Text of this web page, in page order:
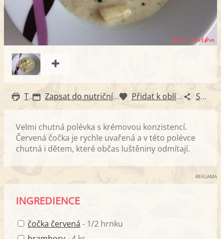
Tisk Zapsat do nutričního diáře Přidat k oblíbeným Sdílet
Velmi chutná polévka s krémovou konzistencí.
Červená čočka je rychle uvařená a v této polévce
chutná i dětem, které občas luštěniny odmítají.
REKLAMA
INGREDIENCE
čočka červená - 1/2 hrnku